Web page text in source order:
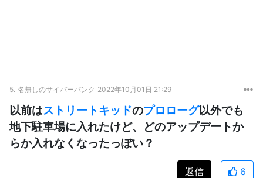
5. 名無しのサイバーパンク 2022年10月01日 21:29
以前はストリートキッドのプロローグ以外でも
地下駐車場に入れたけど、どのアップデートか
らか入れなくなったっぽい？
返信 6